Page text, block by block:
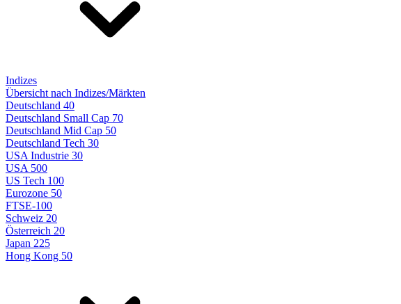
Indizes
Übersicht nach Indizes/Märkten
Deutschland 40
Deutschland Small Cap 70
Deutschland Mid Cap 50
Deutschland Tech 30
USA Industrie 30
USA 500
US Tech 100
Eurozone 50
FTSE-100
Schweiz 20
Österreich 20
Japan 225
Hong Kong 50